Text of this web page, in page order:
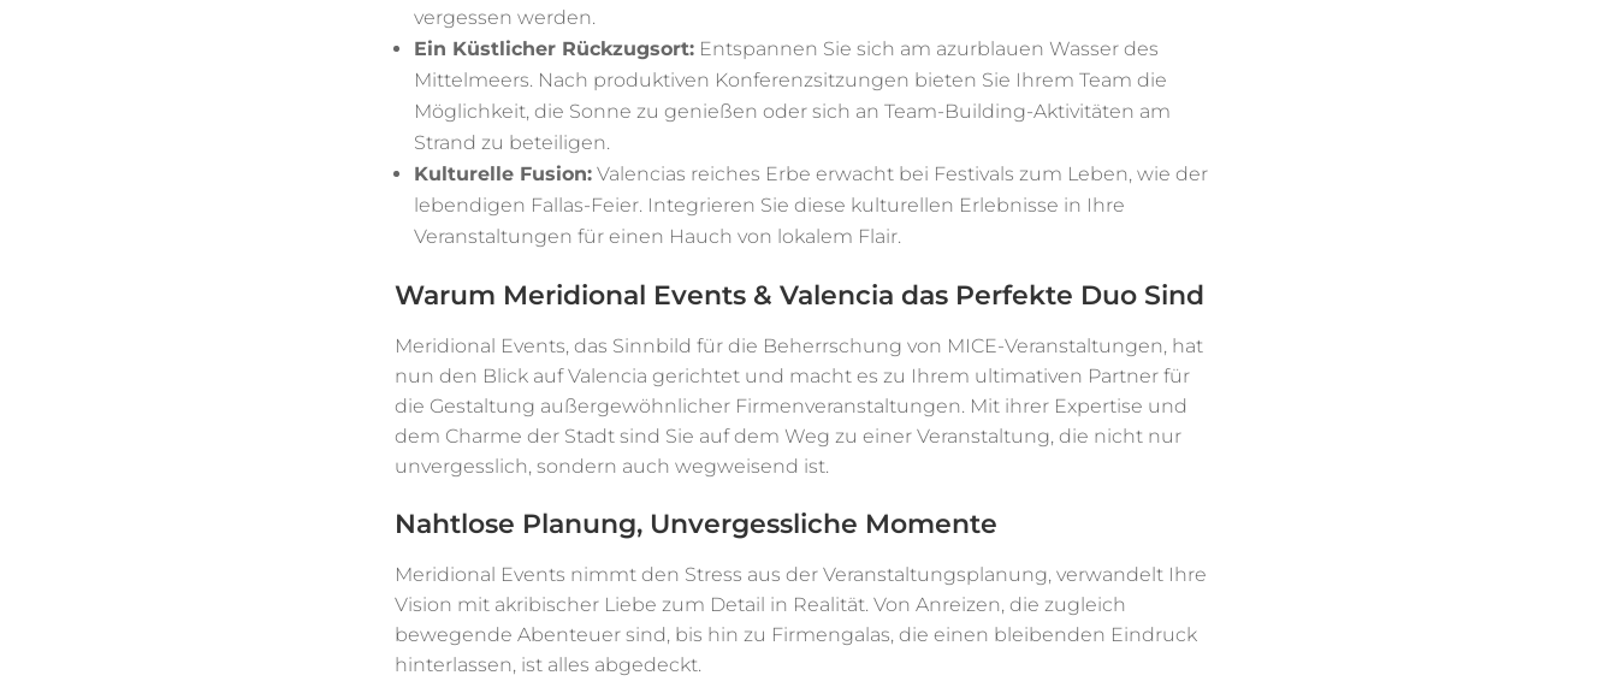
vergessen werden.
Ein Küstlicher Rückzugsort:Entspannen Sie sich am azurblauen Wasser des
Mittelmeers. Nach produktiven Konferenzsitzungen bieten Sie Ihrem Team die
Möglichkeit, die Sonne zu genießen oder sich an Team-Building-Aktivitäten am
Strand zu beteiligen.
Kulturelle Fusion:Valencias reiches Erbe erwacht bei Festivals zum Leben, wie der
lebendigen Fallas-Feier. Integrieren Sie diese kulturellen Erlebnisse in Ihre
Veranstaltungen für einen Hauch von lokalem Flair.
Warum Meridional Events & Valencia das Perfekte Duo Sind
Meridional Events, das Sinnbild für die Beherrschung von MICE-Veranstaltungen, hat
nun den Blick auf Valencia gerichtet und macht es zu Ihrem ultimativen Partner für
die Gestaltung außergewöhnlicher Firmenveranstaltungen. Mit ihrer Expertise und
dem Charme der Stadt sind Sie auf dem Weg zu einer Veranstaltung, die nicht nur
unvergesslich, sondern auch wegweisend ist.
Nahtlose Planung, Unvergessliche Momente
Meridional Events nimmt den Stress aus der Veranstaltungsplanung, verwandelt Ihre
Vision mit akribischer Liebe zum Detail in Realität. Von Anreizen, die zugleich
bewegende Abenteuer sind, bis hin zu Firmengalas, die einen bleibenden Eindruck
hinterlassen, ist alles abgedeckt.